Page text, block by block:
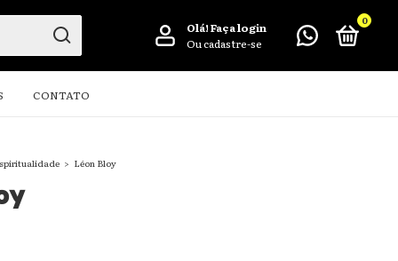
Olá!Faça login
Ou cadastre-se
0
CONTATO
> Léon Bloy